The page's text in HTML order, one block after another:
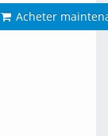
Acheter